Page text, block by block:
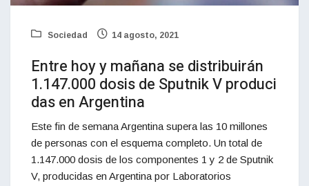
Sociedad 14 agosto, 2021
Entre hoy y mañana se distribuirán
1.147.000 dosis de Sputnik V produci
das en Argentina
Este fin de semana Argentina supera las 10 millones
de personas con el esquema completo. Un total de
1.147.000 dosis de los componentes 1 y 2 de Sputnik
V, producidas en Argentina por Laboratorios